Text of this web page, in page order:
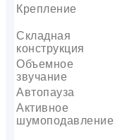
Крепление
Складная
конструкция
Объемное
звучание
Автопауза
Активное
шумоподавление